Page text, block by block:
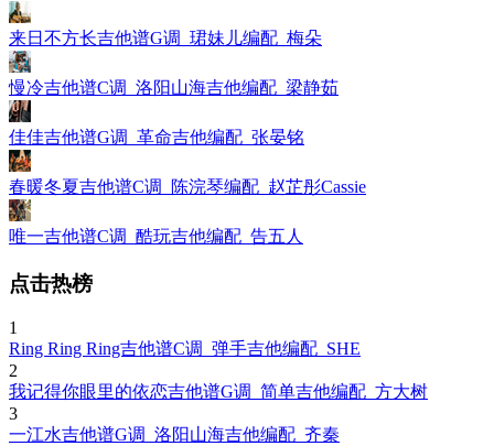
来日不方长吉他谱G调_珺妹儿编配_梅朵
慢冷吉他谱C调_洛阳山海吉他编配_梁静茹
佳佳吉他谱G调_革命吉他编配_张晏铭
春暖冬夏吉他谱C调_陈浣琴编配_赵芷彤Cassie
唯一吉他谱C调_酷玩吉他编配_告五人
点击热榜
1
Ring Ring Ring吉他谱C调_弹手吉他编配_SHE
2
我记得你眼里的依恋吉他谱G调_简单吉他编配_方大树
3
一江水吉他谱G调_洛阳山海吉他编配_齐秦